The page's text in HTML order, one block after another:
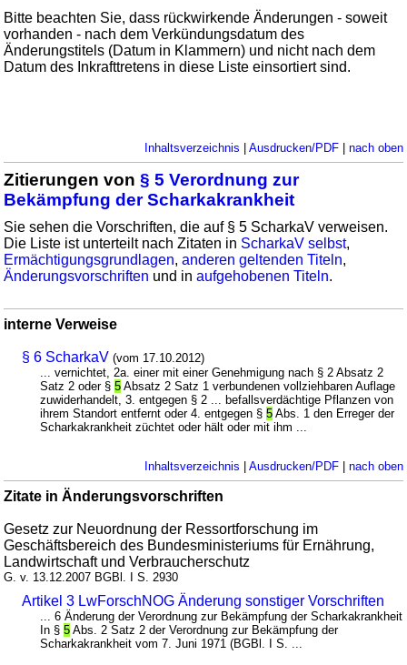
Bitte beachten Sie, dass rückwirkende Änderungen - soweit
vorhanden - nach dem Verkündungsdatum des
Änderungstitels (Datum in Klammern) und nicht nach dem
Datum des Inkrafttretens in diese Liste einsortiert sind.
Inhaltsverzeichnis Ausdrucken/PDF| nach oben
Zitierungen von§ 5 Verordnung zur
Bekämpfung der Scharkakrankheit
Sie sehen die Vorschriften, die auf § 5 ScharkaV verweisen.
Die Liste ist unterteilt nach Zitaten in ScharkaV selbst,
Ermächtigungsgrundlagen,anderen geltenden Titeln,
Änderungsvorschriften und inaufgehobenen Titeln.
interne Verweise
§ 6 ScharkaV (vom 17.10.2012)
... vernichtet, 2a. einer mit einer Genehmigung nach § 2 Absatz 2
Satz 2 oder §5 Absatz 2 Satz 1 verbundenen vollziehbaren Auflage
zuwiderhandelt, 3. entgegen § 2 ... befallsverdächtige Pflanzen von
ihrem Standort entfernt oder 4. entgegen §5 Abs. 1 den Erreger der
Scharkakrankheit züchtet oder hält oder mit ihm ...
Inhaltsverzeichnis Ausdrucken/PDF| nach oben
Zitate in Änderungsvorschriften
Gesetz zur Neuordnung der Ressortforschung im
Geschäftsbereich des Bundesministeriums für Ernährung,
Landwirtschaft und Verbraucherschutz
G. v. 13.12.2007 BGBl. I S. 2930
Artikel 3 LwForschNOG Änderung sonstiger Vorschriften
... 6 Änderung der Verordnung zur Bekämpfung der Scharkakrankheit
In §5 Abs. 2 Satz 2 der Verordnung zur Bekämpfung der
Scharkakrankheit vom 7. Juni 1971 (BGBl. I S. ...